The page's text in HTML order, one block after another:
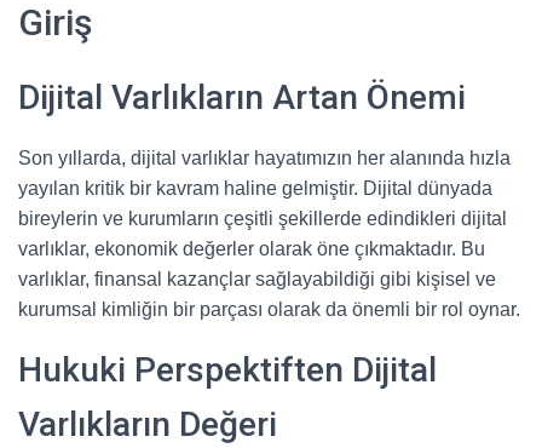
Giriş
Dijital Varlıkların Artan Önemi
Son yıllarda, dijital varlıklar hayatımızın her alanında hızla
yayılan kritik bir kavram haline gelmiştir. Dijital dünyada
bireylerin ve kurumların çeşitli şekillerde edindikleri dijital
varlıklar, ekonomik değerler olarak öne çıkmaktadır. Bu
varlıklar, finansal kazançlar sağlayabildiği gibi kişisel ve
kurumsal kimliğin bir parçası olarak da önemli bir rol oynar.
Hukuki Perspektiften Dijital
Varlıkların Değeri